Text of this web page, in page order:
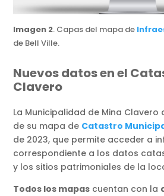
Imagen 2. Capas del mapa de
de Bell Ville.
Nuevos datos en el
Clavero
La Municipalidad de Mina
de su mapa de Catastro
de 2023, que permite acceder a
correspondiente a los datos
y los sitios patrimoniales de la
Todos los mapas cuentan con la